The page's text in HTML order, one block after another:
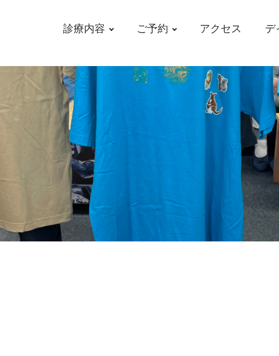
診療内容 ご予約 アクセス デ